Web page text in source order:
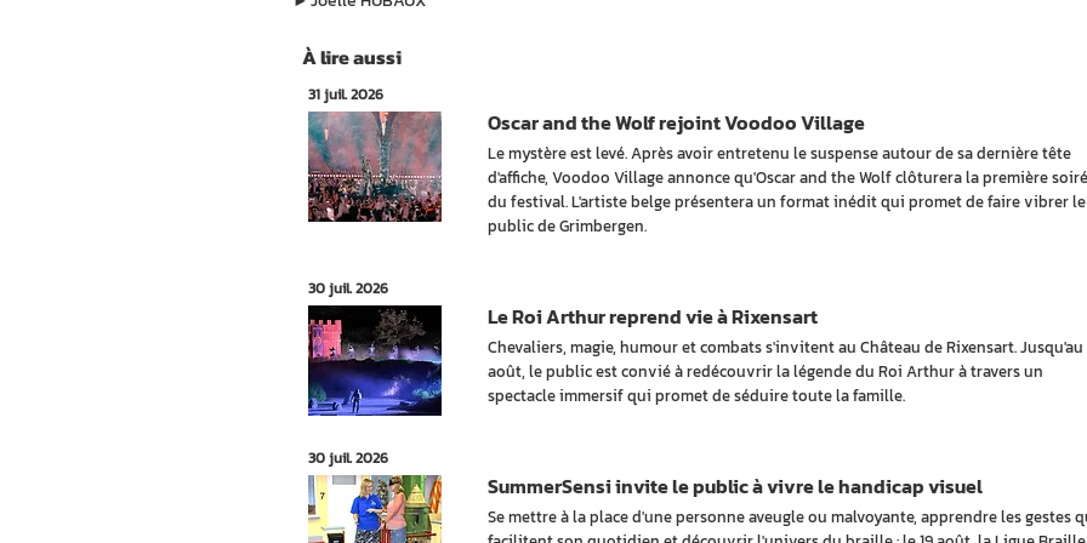
À lire aussi
31 juil. 2026
Le mystère est levé. Après avoir entretenu le suspense autour de sa dernière tête
d'affiche, Voodoo Village annonce qu'Oscar and the Wolf clôturera la première
du festival. L'artiste belge présentera un format inédit qui promet de faire vibrer le
public de Grimbergen.
Oscar and the Wolf rejoint Voodoo Village
30 juil. 2026
Chevaliers, magie, humour et combats s'invitent au Château de Rixensart. Jusqu'au
août, le public est convié à redécouvrir la légende du Roi Arthur à travers un
spectacle immersif qui promet de séduire toute la famille.
Le Roi Arthur reprend vie à Rixensart
30 juil. 2026
Se mettre à la place d'une personne aveugle ou malvoyante, apprendre les gestes
SummerSensi invite le public à vivre le handicap visuel